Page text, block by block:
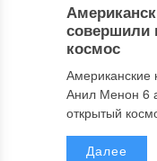
совершили
космос
Американские
Анил Менон 6
открытый
Далее